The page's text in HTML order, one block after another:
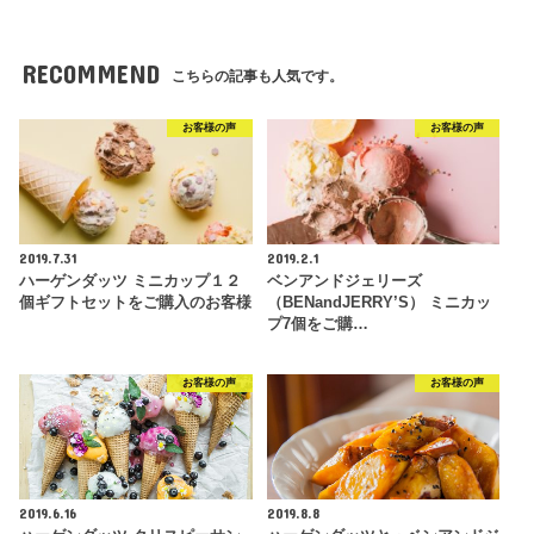
RECOMMEND こちらの記事も人気です。
お客様の声
2019.7.31
ハーゲンダッツ ミニカップ１２
個ギフトセットをご購入のお客様
お客様の声
2019.2.1
ベンアンドジェリーズ
（BENandJERRY’S） ミニカッ
プ7個をご購…
お客様の声
2019.6.16
お客様の声
2019.8.8